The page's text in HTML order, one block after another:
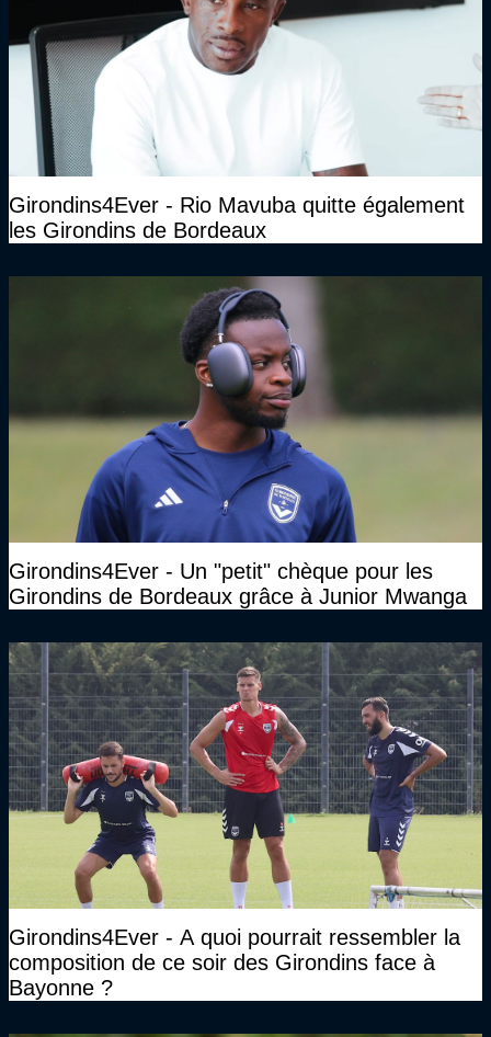
Girondins4Ever - Rio Mavuba quitte également
les Girondins de Bordeaux
Girondins4Ever - Un "petit" chèque pour les
Girondins de Bordeaux grâce à Junior Mwanga
Girondins4Ever - A quoi pourrait ressembler la
composition de ce soir des Girondins face à
Bayonne ?